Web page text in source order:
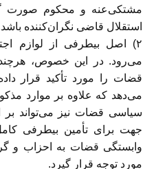
مشتکی‌عنه و محکوم صورت
استقلال قاضی نگران‌کننده
۲) اصل بیطرفی از لوازم
می‌رود. در این خصوص،
قضات را مورد تأکید قرار
می‌دهد که علاوه بر موارد
سیاسی قضات نیز می‌تواند بر
جهت برای تأمین بیطرفی
وابستگی قضات به احزاب و
مورد توجه قرار گیرد.